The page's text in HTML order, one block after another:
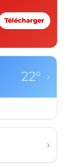
Télécharger
22° ›
›